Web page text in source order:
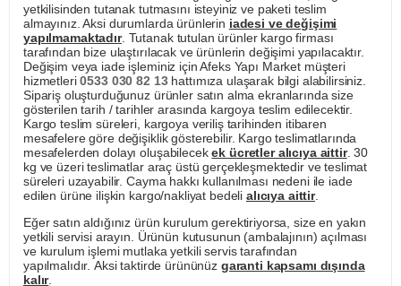
yetkilisinden tutanak tutmasını isteyiniz ve paketi teslim
almayınız. Aksi durumlarda ürünlerin iadesi ve değişimi
yapılmamaktadır. Tutanak tutulan ürünler kargo firması
tarafından bize ulaştırılacak ve ürünlerin değişimi yapılacaktır.
Değişim veya iade işleminiz için Afeks Yapı Market müşteri
hizmetleri0533 030 82 13hattımıza ulaşarak bilgi alabilirsiniz.
Sipariş oluşturduğunuz ürünler satın alma ekranlarında size
gösterilen tarih / tarihler arasında kargoya teslim edilecektir.
Kargo teslim süreleri, kargoya veriliş tarihinden itibaren
mesafelere göre değişiklik gösterebilir. Kargo teslimatlarında
mesafelerden dolayı oluşabilecekek ücretler alıcıya aittir. 30
kg ve üzeri teslimatlar araç üstü gerçekleşmektedir ve teslimat
süreleri uzayabilir. Cayma hakkı kullanılması nedeni ile iade
edilen ürüne ilişkin kargo/nakliyat bedeli alıcıya aittir.
Eğer satın aldığınız ürün kurulum gerektiriyorsa, size en yakın
yetkili servisi arayın. Ürünün kutusunun (ambalajının) açılması
ve kurulum işlemi mutlaka yetkili servis tarafından
yapılmalıdır. Aksi taktirde ürününüz garanti kapsamı dışında
kalır.